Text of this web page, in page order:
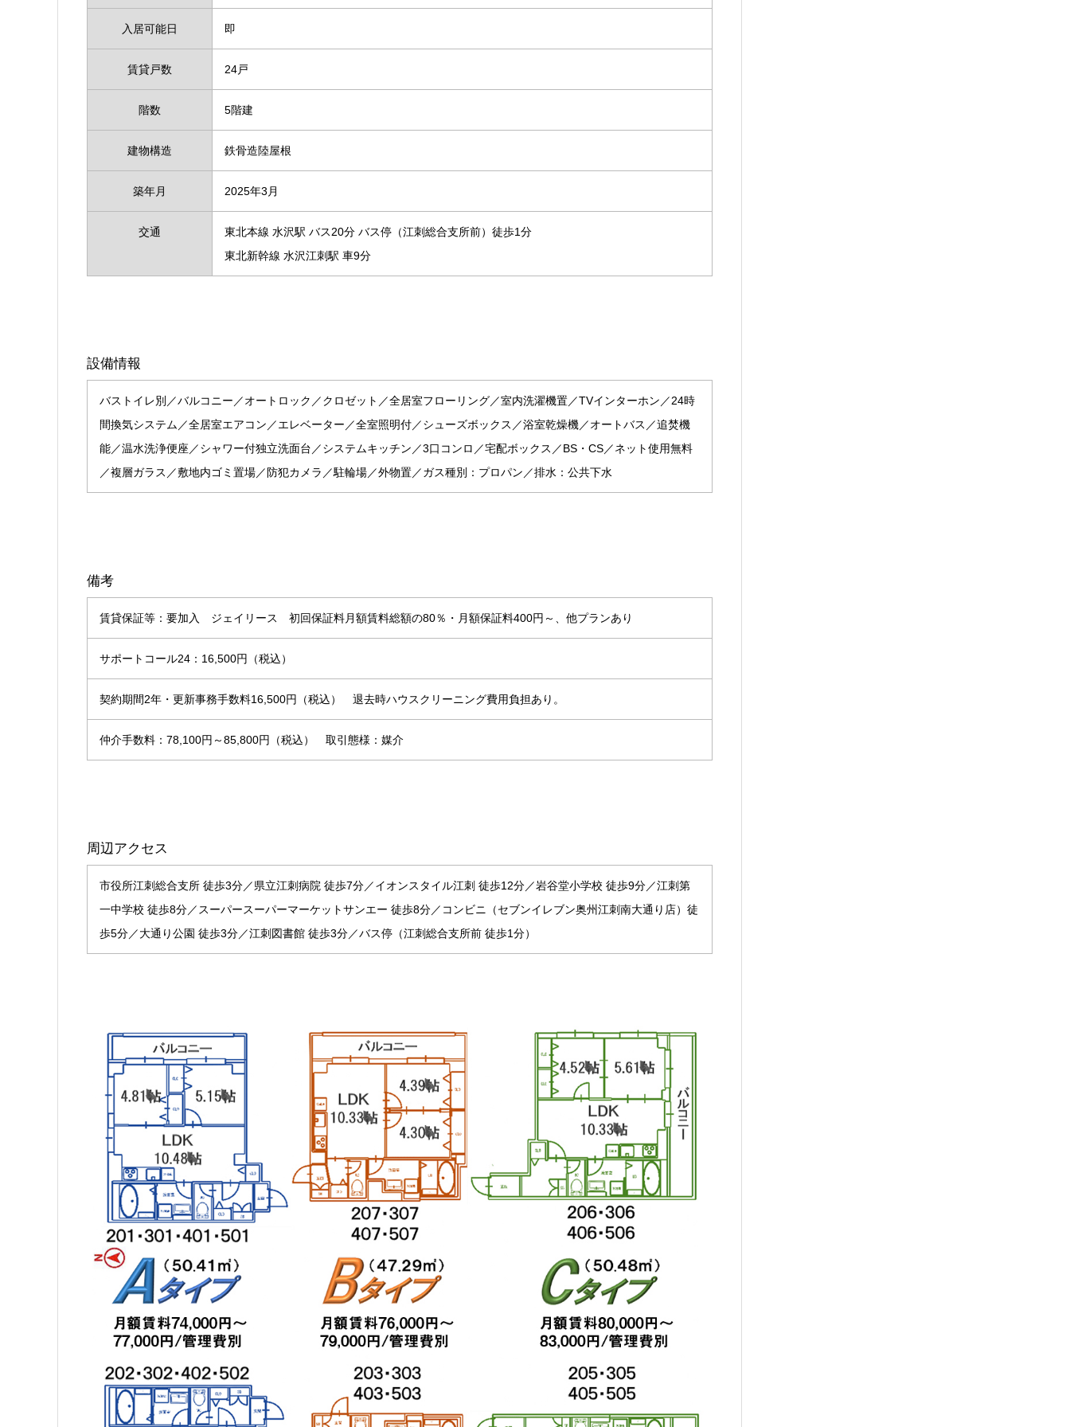
入居可能日 即
賃貸戸数 24戸
階数 5階建
建物構造 鉄骨造陸屋根
築年月 2025年3月
交通
東北本線 水沢駅 バス20分 バス停（江刺総合支所前）徒歩1分
東北新幹線 水沢江刺駅 車9分
設備情報
バストイレ別／バルコニー／オートロック／クロゼット／全居室フローリング／室内洗濯機置／TVインターホン／24時
間換気システム／全居室エアコン／エレベーター／全室照明付／シューズボックス／浴室乾燥機／オートバス／追焚機
能／温水洗浄便座／シャワー付独立洗面台／システムキッチン／3口コンロ／宅配ボックス／BS・CS／ネット使用無料
／複層ガラス／敷地内ゴミ置場／防犯カメラ／駐輪場／外物置／ガス種別：プロパン／排水：公共下水
備考
賃貸保証等：要加入 ジェイリース 初回保証料月額賃料総額の80％・月額保証料400円～、他プランあり
サポートコール24：16,500円（税込）
契約期間2年・更新事務手数料16,500円（税込） 退去時ハウスクリーニング費用負担あり。
仲介手数料：78,100円～85,800円（税込） 取引態様：媒介
周辺アクセス
市役所江刺総合支所 徒歩3分／県立江刺病院 徒歩7分／イオンスタイル江刺 徒歩12分／岩谷堂小学校 徒歩9分／江刺第
一中学校 徒歩8分／スーパースーパーマーケットサンエー 徒歩8分／コンビニ（セブンイレブン奥州江刺南大通り店）徒
歩5分／大通り公園 徒歩3分／江刺図書館 徒歩3分／バス停（江刺総合支所前 徒歩1分）